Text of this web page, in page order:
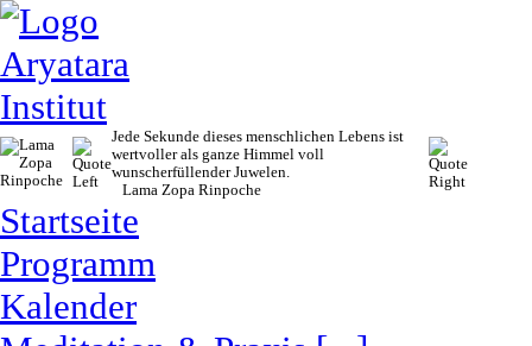
Jede Sekunde dieses menschlichen Lebens ist
wertvoller als ganze Himmel voll
wunscherfüllender Juwelen.
Lama Zopa Rinpoche
Startseite
Programm
Kalender